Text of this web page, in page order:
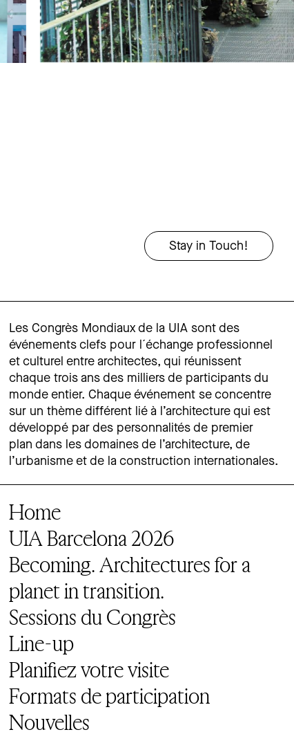
Les Congrès Mondiaux de la UIA sont des
événements clefs pour l´échange professionnel
et culturel entre architectes, qui réunissent
chaque trois ans des milliers de participants du
monde entier. Chaque événement se concentre
sur un thème différent lié à l’architecture qui est
développé par des personnalités de premier
plan dans les domaines de l’architecture, de
l’urbanisme et de la construction internationales.
Home
UIA Barcelona 2026
Becoming. Architectures for a
planet in transition.
Sessions du Congrès
Line-up
Planifiez votre visite
Formats de participation
Nouvelles